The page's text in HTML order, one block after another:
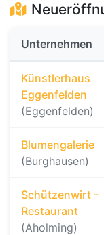
Unternehmen
Künstlerhaus
Eggenfelden
(Eggenfelden)
Blumengalerie
(Burghausen)
Schützenwirt -
Restaurant
(Aholming)